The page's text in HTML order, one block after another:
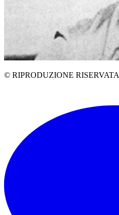
© RIPRODUZIONE RISERVATA